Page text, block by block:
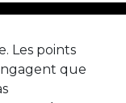
Les points
que